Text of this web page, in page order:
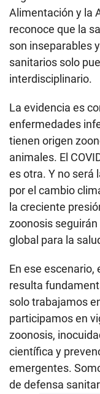
Alimentación y la
reconoce que la
son inseparables
sanitarios solo
interdisciplinario.
La evidencia es
enfermedades
tienen origen
animales. El
es otra. Y no será
por el cambio
la creciente
zoonosis
global para la
En ese escenario,
resulta
solo trabajamos
participamos en
zoonosis,
científica y
emergentes.
de defensa